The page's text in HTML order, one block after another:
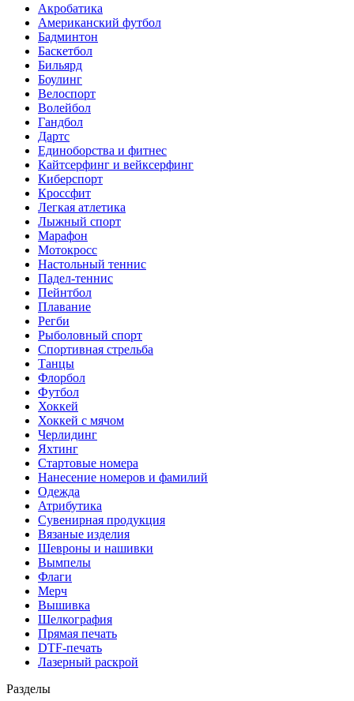
Акробатика
Американский футбол
Бадминтон
Баскетбол
Бильярд
Боулинг
Велоспорт
Волейбол
Гандбол
Дартс
Единоборства и фитнес
Кайтсерфинг и вейксерфинг
Киберспорт
Кроссфит
Легкая атлетика
Лыжный спорт
Марафон
Мотокросс
Настольный теннис
Падел-теннис
Пейнтбол
Плавание
Регби
Рыболовный спорт
Спортивная стрельба
Танцы
Флорбол
Футбол
Хоккей
Хоккей с мячом
Черлидинг
Яхтинг
Стартовые номера
Нанесение номеров и фамилий
Одежда
Атрибутика
Сувенирная продукция
Вязаные изделия
Шевроны и нашивки
Вымпелы
Флаги
Мерч
Вышивка
Шелкография
Прямая печать
DTF-печать
Лазерный раскрой
Разделы